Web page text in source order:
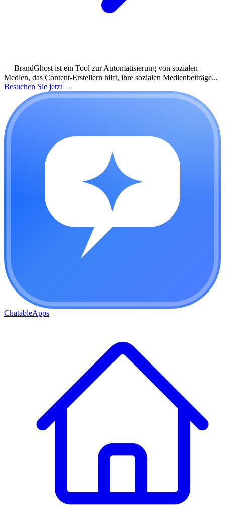
— BrandGhost ist ein Tool zur Automatisierung von sozialen
Medien, das Content-Erstellern hilft, ihre sozialen Medienbeiträge...
Besuchen Sie jetzt →
ChatableApps